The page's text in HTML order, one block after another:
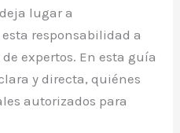
lugar a
responsabilidad a
expertos. En esta guía
y directa, quiénes
autorizados para